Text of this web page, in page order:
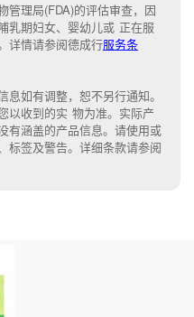
管理局(FDA)的评估审查，因
乳期妇女、婴幼儿或 正在服
详情请参阅德成行服务条
如有调整，恕不另行通知。
以收到的实 物为准。 实际产
有涵盖的产品信息。请使用或
标签及警告。 详细条款请参阅